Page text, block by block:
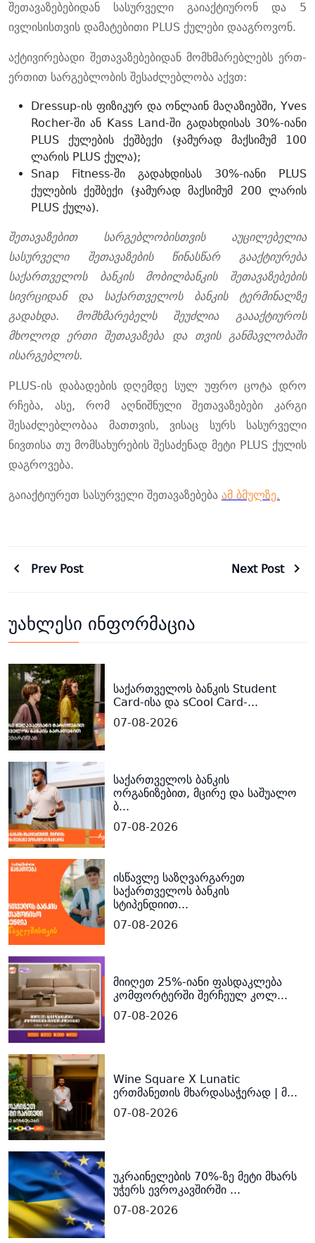
შეთავაზებებიდან სასურველი გაიაქტიურონ და 5
ივლისისთვის დამატებითი PLUS ქულები დააგროვონ.
აქტივირებადი შეთავაზებებიდან მომხმარებლებს ერთ-
ერთით სარგებლობის შესაძლებლობა აქვთ:
Dressup-ის ფიზიკურ და ონლაინ მაღაზიებში, Yves
Rocher-ში ან Kass Land-ში გადახდისას 30%-იანი
PLUS ქულების ქეშბექი (ჯამურად მაქსიმუმ 100
ლარის PLUS ქულა);
Snap Fitness-ში გადახდისას 30%-იანი PLUS
ქულების ქეშბექი (ჯამურად მაქსიმუმ 200 ლარის
PLUS ქულა).
შეთავაზებით სარგებლობისთვის აუცილებელია
სასურველი შეთავაზების წინასწარ გააქტიურება
საქართველოს ბანკის მობილბანკის შეთავაზებების
სივრციდან და საქართველოს ბანკის ტერმინალზე
გადახდა. მომხმარებელს შეუძლია გაააქტიუროს
მხოლოდ ერთი შეთავაზება და თვის განმავლობაში
ისარგებლოს.
PLUS-ის დაბადების დღემდე სულ უფრო ცოტა დრო
რჩება, ასე, რომ აღნიშნული შეთავაზებები კარგი
შესაძლებლობაა მათთვის, ვისაც სურს სასურველი
ნივთისა თუ მომსახურების შესაძენად მეტი PLUS ქულის
დაგროვება.
გაიაქტიურეთ სასურველი შეთავაზებება ამ ბმულზე.
Prev Post Next Post
უახლესი ინფორმაცია
საქართველოს ბანკის Student
Card-ისა და sCool Card-...
07-08-2026
საქართველოს ბანკის
ორგანიზებით, მცირე და საშუალო
ბ...
07-08-2026
ისწავლე საზღვარგარეთ
საქართველოს ბანკის
სტიპენდიით...
07-08-2026
მიიღეთ 25%-იანი ფასდაკლება
კომფორტერში შერჩეულ კოლ...
07-08-2026
Wine Square X Lunatic
ერთმანეთის მხარდასაჭერად | მ...
07-08-2026
უკრაინელების 70%-ზე მეტი მხარს
უჭერს ევროკავშირში ...
07-08-2026